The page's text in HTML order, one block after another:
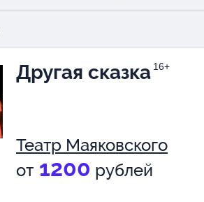
Другая сказка 16+
Театр Маяковского
от 1200 рублей